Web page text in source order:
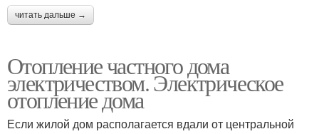
читать дальше →
Отопление частного дома
электричеством. Электрическое
отопление дома
Если жилой дом располагается вдали от центральной